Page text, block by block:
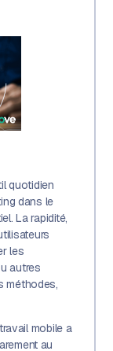
quotidien
dans le
La rapidité,
les
autres
méthodes,
mobile a
au